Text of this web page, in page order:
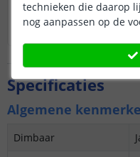
IN WINKELWAGEN
Specificaties
Algemene
Dimbaar
technieken die daarop
nog aanpassen op de